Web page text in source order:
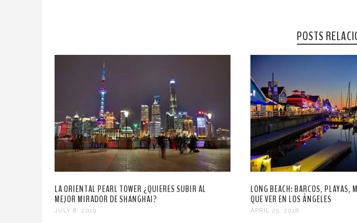
POSTS
LA ORIENTAL PEARL TOWER ¿QUIERES SUBIR AL
MEJOR MIRADOR DE SHANGHAI?
JULY 8, 2019
LONG BEACH: BARCOS, PLAYAS,
QUE VER EN LOS ÁNGELES
APRIL 25, 2018